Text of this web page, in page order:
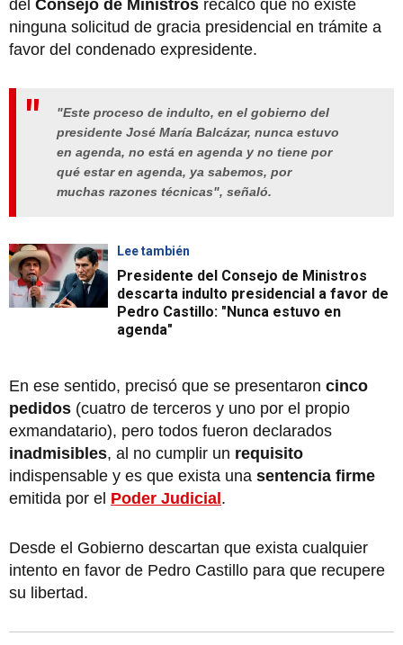
del Consejo de Ministros recalcó que no existe
ninguna solicitud de gracia presidencial en trámite a
favor del condenado expresidente.
"Este proceso de indulto, en el gobierno del
presidente José María Balcázar, nunca estuvo
en agenda, no está en agenda y no tiene por
qué estar en agenda, ya sabemos, por
muchas razones técnicas", señaló.
Lee también
Presidente del Consejo de Ministros
descarta indulto presidencial a favor de
Pedro Castillo: "Nunca estuvo en
agenda"
En ese sentido, precisó que se presentaron cinco
pedidos (cuatro de terceros y uno por el propio
exmandatario), pero todos fueron declarados
inadmisibles, al no cumplir un requisito
indispensable y es que exista una sentencia firme
emitida por el Poder Judicial .
Desde el Gobierno descartan que exista cualquier
intento en favor de Pedro Castillo para que recupere
su libertad.